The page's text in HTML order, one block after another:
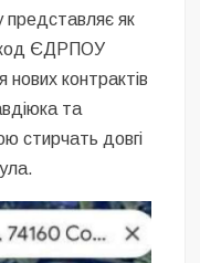
як
ЄДРПОУ
контрактів
та
стирчать довгі